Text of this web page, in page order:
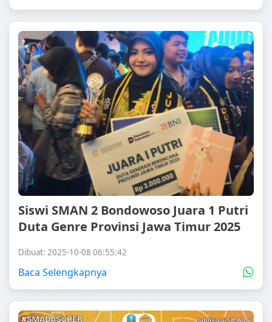
Siswi SMAN 2 Bondowoso Juara 1 Putri
Duta Genre Provinsi Jawa Timur 2025
Dibuat: 2025-10-08 06:55:42
Baca Selengkapnya